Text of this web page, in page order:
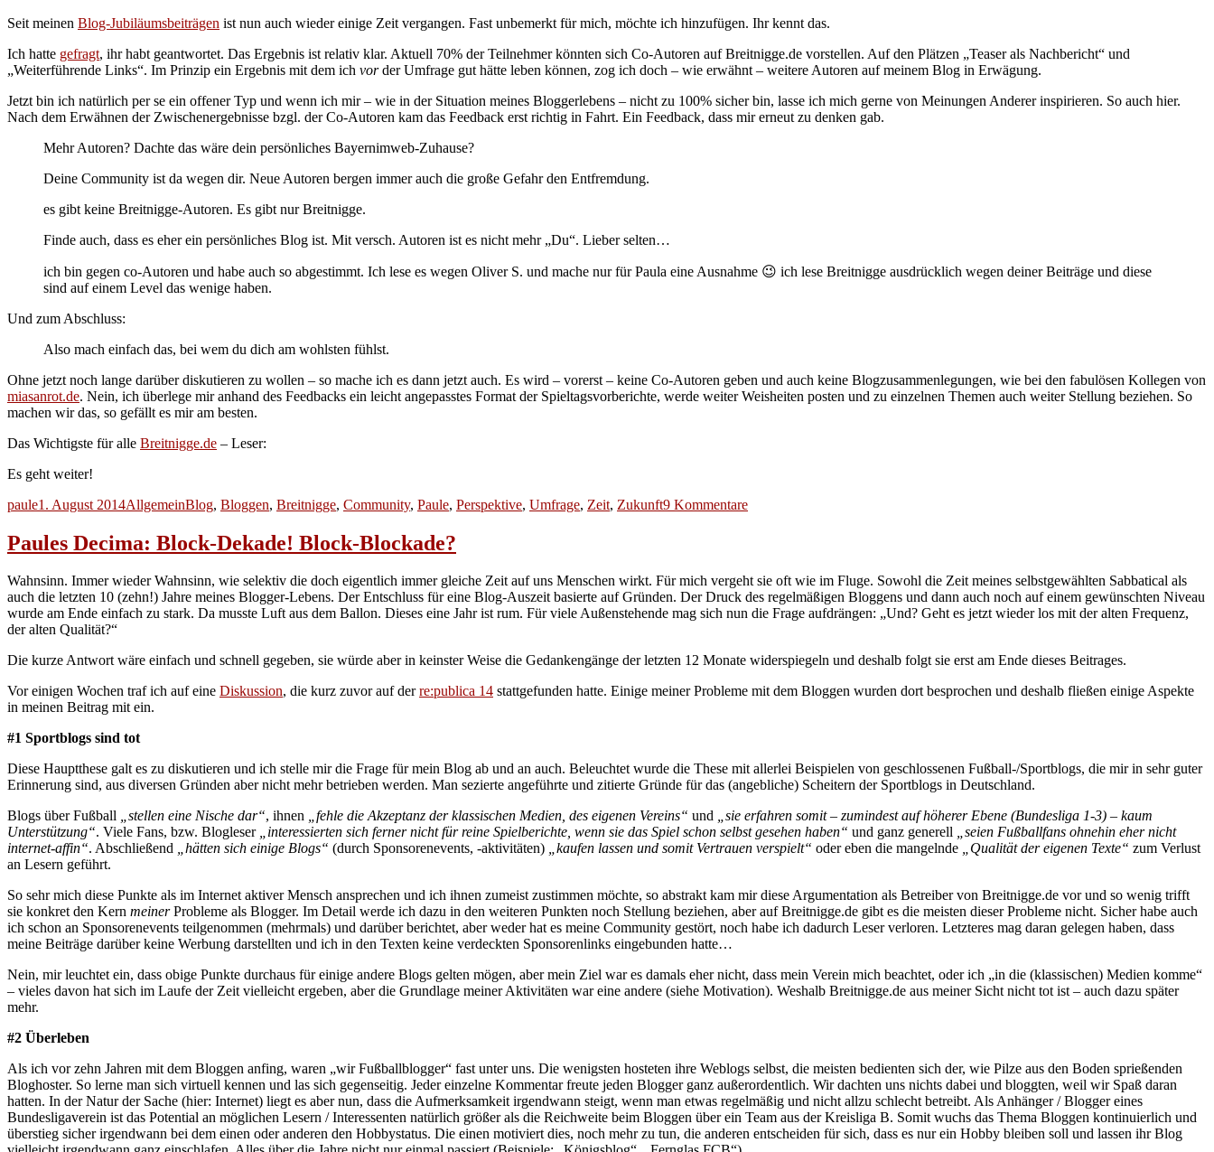
–
Zeit,
Motivation
Provisorien
Seit meinen Blog-Jubiläumsbeiträgen ist nun auch wieder einige Zeit vergangen. Fast unbemerkt für mich, möchte ich hinzufügen. Ihr kennt das.
Ich hatte gefragt, ihr habt geantwortet. Das Ergebnis ist relativ klar. Aktuell 70% der Teilnehmer könnten sich Co-Autoren auf Breitnigge.de vorstellen. Auf den Plätzen „Teaser als Nachbericht“ und
„Weiterführende Links“. Im Prinzip ein Ergebnis mit dem ich vorder Umfrage gut hätte leben können, zog ich doch – wie erwähnt – weitere Autoren auf meinem Blog in Erwägung.
Jetzt bin ich natürlich per se ein offener Typ und wenn ich mir – wie in der Situation meines Bloggerlebens – nicht zu 100% sicher bin, lasse ich mich gerne von Meinungen Anderer inspirieren. So auch hier.
Nach dem Erwähnen der Zwischenergebnisse bzgl. der Co-Autoren kam das Feedback erst richtig in Fahrt. Ein Feedback, dass mir erneut zu denken gab.
Mehr Autoren? Dachte das wäre dein persönliches Bayernimweb-Zuhause?
Deine Community ist da wegen dir. Neue Autoren bergen immer auch die große Gefahr den Entfremdung.
es gibt keine Breitnigge-Autoren. Es gibt nur Breitnigge.
Finde auch, dass es eher ein persönliches Blog ist. Mit versch. Autoren ist es nicht mehr „Du“. Lieber selten…
ich bin gegen co-Autoren und habe auch so abgestimmt. Ich lese es wegen Oliver S. und mache nur für Paula eine Ausnahme 😉 ich lese Breitnigge ausdrücklich wegen deiner Beiträge und diese
sind auf einem Level das wenige haben.
Und zum Abschluss:
Also mach einfach das, bei wem du dich am wohlsten fühlst.
Ohne jetzt noch lange darüber diskutieren zu wollen – so mache ich es dann jetzt auch. Es wird – vorerst – keine Co-Autoren geben und auch keine Blogzusammenlegungen, wie bei den fabulösen Kollegen von
miasanrot.de. Nein, ich überlege mir anhand des Feedbacks ein leicht angepasstes Format der Spieltagsvorberichte, werde weiter Weisheiten posten und zu einzelnen Themen auch weiter Stellung beziehen. So
machen wir das, so gefällt es mir am besten.
Das Wichtigste für alle Breitnigge.de – Leser:
Es geht weiter!
Autor
pauleVeröffentlicht
1. August 2014Kategorien
AllgemeinSchlagwörter
Blog, Bloggen, Breitnigge, Community, Paule, Perspektive, Umfrage, Zeit, Zukunft9 Kommentarezu
Paules Decima: Block-Dekade! Block-Blockade?
Wahnsinn. Immer wieder Wahnsinn, wie selektiv die doch eigentlich immer gleiche Zeit auf uns Menschen wirkt. Für mich vergeht sie oft wie im Fluge. Sowohl die Zeit meines selbstgewählten Sabbatical als
auch die letzten 10 (zehn!) Jahre meines Blogger-Lebens. Der Entschluss für eine Blog-Auszeit basierte auf Gründen. Der Druck des regelmäßigen Bloggens und dann auch noch auf einem gewünschten Niveau
wurde am Ende einfach zu stark. Da musste Luft aus dem Ballon. Dieses eine Jahr ist rum. Für viele Außenstehende mag sich nun die Frage aufdrängen: „Und? Geht es jetzt wieder los mit der alten Frequenz,
der alten Qualität?“
Die kurze Antwort wäre einfach und schnell gegeben, sie würde aber in keinster Weise die Gedankengänge der letzten 12 Monate widerspiegeln und deshalb folgt sie erst am Ende dieses Beitrages.
Vor einigen Wochen traf ich auf eine Diskussion, die kurz zuvor auf derre:publica 14 stattgefunden hatte. Einige meiner Probleme mit dem Bloggen wurden dort besprochen und deshalb fließen einige Aspekte
in meinen Beitrag mit ein.
#1 Sportblogs sind tot
Diese Hauptthese galt es zu diskutieren und ich stelle mir die Frage für mein Blog ab und an auch. Beleuchtet wurde die These mit allerlei Beispielen von geschlossenen Fußball-/Sportblogs, die mir in sehr guter
Erinnerung sind, aus diversen Gründen aber nicht mehr betrieben werden. Man sezierte angeführte und zitierte Gründe für das (angebliche) Scheitern der Sportblogs in Deutschland.
Blogs über Fußball „stellen eine Nische dar“, ihnen „fehle die Akzeptanz der klassischen Medien, des eigenen Vereins“ und „sie erfahren somit – zumindest auf höherer Ebene (Bundesliga 1-3) – kaum
Unterstützung“. Viele Fans, bzw. Blogleser „interessierten sich ferner nicht für reine Spielberichte, wenn sie das Spiel schon selbst gesehen haben“ und ganz generell „seien Fußballfans ohnehin eher nicht
internet-affin“. Abschließend „hätten sich einige Blogs“ (durch Sponsorenevents, -aktivitäten) „kaufen lassen und somit Vertrauen verspielt“ oder eben die mangelnde „Qualität der eigenen Texte“ zum Verlust
an Lesern geführt.
So sehr mich diese Punkte als im Internet aktiver Mensch ansprechen und ich ihnen zumeist zustimmen möchte, so abstrakt kam mir diese Argumentation als Betreiber von Breitnigge.de vor und so wenig trifft
sie konkret den Kern meinerProbleme als Blogger. Im Detail werde ich dazu in den weiteren Punkten noch Stellung beziehen, aber auf Breitnigge.de gibt es die meisten dieser Probleme nicht. Sicher habe auch
ich schon an Sponsorenevents teilgenommen (mehrmals) und darüber berichtet, aber weder hat es meine Community gestört, noch habe ich dadurch Leser verloren. Letzteres mag daran gelegen haben, dass
meine Beiträge darüber keine Werbung darstellten und ich in den Texten keine verdeckten Sponsorenlinks eingebunden hatte…
Nein, mir leuchtet ein, dass obige Punkte durchaus für einige andere Blogs gelten mögen, aber mein Ziel war es damals eher nicht, dass mein Verein mich beachtet, oder ich „in die (klassischen) Medien komme“
– vieles davon hat sich im Laufe der Zeit vielleicht ergeben, aber die Grundlage meiner Aktivitäten war eine andere (siehe Motivation). Weshalb Breitnigge.de aus meiner Sicht nicht tot ist – auch dazu später
mehr.
#2 Überleben
Als ich vor zehn Jahren mit dem Bloggen anfing, waren „wir Fußballblogger“ fast unter uns. Die wenigsten hosteten ihre Weblogs selbst, die meisten bedienten sich der, wie Pilze aus den Boden sprießenden
Bloghoster. So lerne man sich virtuell kennen und las sich gegenseitig. Jeder einzelne Kommentar freute jeden Blogger ganz außerordentlich. Wir dachten uns nichts dabei und bloggten, weil wir Spaß daran
hatten. In der Natur der Sache (hier: Internet) liegt es aber nun, dass die Aufmerksamkeit irgendwann steigt, wenn man etwas regelmäßig und nicht allzu schlecht betreibt. Als Anhänger / Blogger eines
Bundesligaverein ist das Potential an möglichen Lesern / Interessenten natürlich größer als die Reichweite beim Bloggen über ein Team aus der Kreisliga B. Somit wuchs das Thema Bloggen kontinuierlich und
überstieg sicher irgendwann bei dem einen oder anderen den Hobbystatus. Die einen motiviert dies, noch mehr zu tun, die anderen entscheiden für sich, dass es nur ein Hobby bleiben soll und lassen ihr Blog